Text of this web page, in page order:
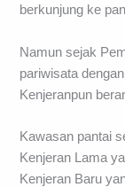
berkunjung ke
Namun sejak
pariwisata
Kenjeranpun
Kawasan pantai
Kenjeran Lama
Kenjeran Baru